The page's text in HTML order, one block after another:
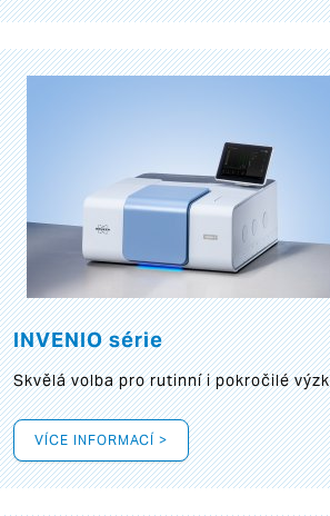
INVENIO série
Skvělá volba pro rutinní i pokročilé
VÍCE INFORMACÍ >